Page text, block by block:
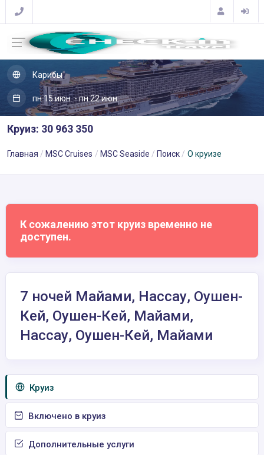
Карибы
пн 15 июн. - пн 22 июн.
Круиз: 30 963 350
Главная MSC Cruises MSC Seaside Поиск О круизе
К сожалению этот круиз временно не
доступен.
7 ночей Майами, Нассау, Оушен-
Кей, Оушен-Кей, Майами,
Нассау, Оушен-Кей, Майами
Круиз
Включено в круиз
Дополнительные услуги